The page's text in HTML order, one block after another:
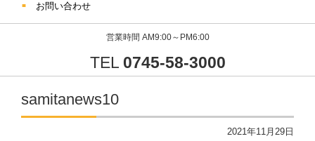
お問い合わせ
営業時間 AM9:00～PM6:00
TEL 0745-58-3000
samitanews10
2021年11月29日